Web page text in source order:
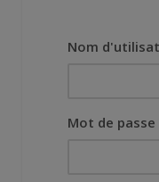
Nom
Mot de passe